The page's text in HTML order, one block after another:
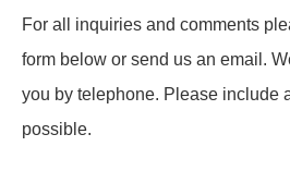
For all inquiries and comments
form below or send us an email.
you by telephone. Please include
possible.